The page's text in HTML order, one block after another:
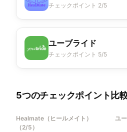
チェックポイント 2/5
ユーブライド
チェックポイント 5/5
5つのチェックポイント比
Healmate（ヒールメイト）
（2/5 ）
ユ